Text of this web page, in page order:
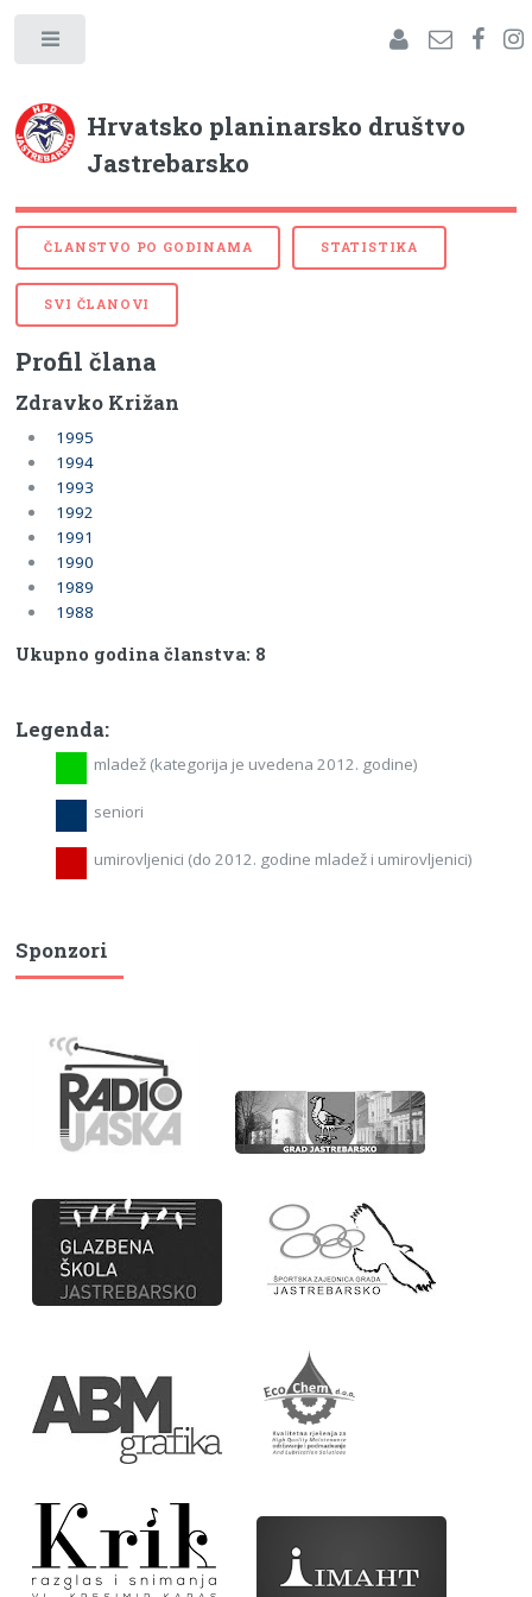
Hrvatsko planinarsko društvo
Jastrebarsko
ČLANSTVO PO GODINAMA STATISTIKA
SVI ČLANOVI
Profil člana
Zdravko Križan
1995
1994
1993
1992
1991
1990
1989
1988
Ukupno godina članstva: 8
Legenda:
mladež (kategorija je uvedena 2012. godine)
seniori
umirovljenici (do 2012. godine mladež i umirovljenici)
Sponzori